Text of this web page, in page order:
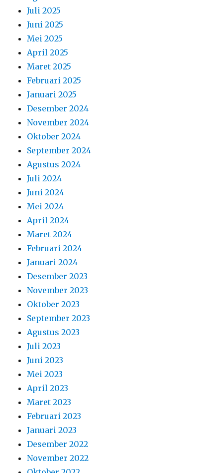
Februari 2025
Januari 2025
Desember 2024
November 2024
Oktober 2024
September 2024
Agustus 2024
Juli 2024
Juni 2024
Mei 2024
April 2024
Maret 2024
Februari 2024
Januari 2024
Desember 2023
November 2023
Oktober 2023
September 2023
Agustus 2023
Juli 2023
Juni 2023
Mei 2023
April 2023
Maret 2023
Februari 2023
Januari 2023
Desember 2022
November 2022
Oktober 2022
September 2022
Agustus 2022
Juli 2022
Juni 2022
Mei 2022